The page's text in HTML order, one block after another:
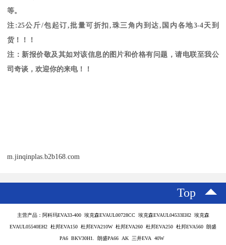
等。
注 :25公斤/包起订,批量可折扣, 珠三角内到达, 国内各地3-4天到
货！！！
注：新报价敬及其如对该信息的图片和价格有问题，请电联至我公
司奇谈，欢迎你的来电！！
m.jinqinplas.b2b168.com
Top
主营产品：阿科玛EVA33-400 埃克森EVAUL00728CC 埃克森EVAUL04533EH2 埃克森
EVAUL05540EH2 杜邦EVA150 杜邦EVA210W 杜邦EVA260 杜邦EVA250 杜邦EVA560 朗盛
PA6 BKV30H1. 朗盛PA66 AK 三井EVA 40W